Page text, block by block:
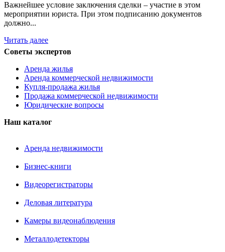
Важнейшее условие заключения сделки – участие в этом
мероприятии юриста. При этом подписанию документов
должно...
Читать далее
Советы экспертов
Аренда жилья
Аренда коммерческой недвижимости
Купля-продажа жилья
Продажа коммерческой недвижимости
Юридические вопросы
Наш каталог
Аренда недвижимости
Бизнес-книги
Видеорегистраторы
Деловая литература
Камеры видеонаблюдения
Металлодетекторы